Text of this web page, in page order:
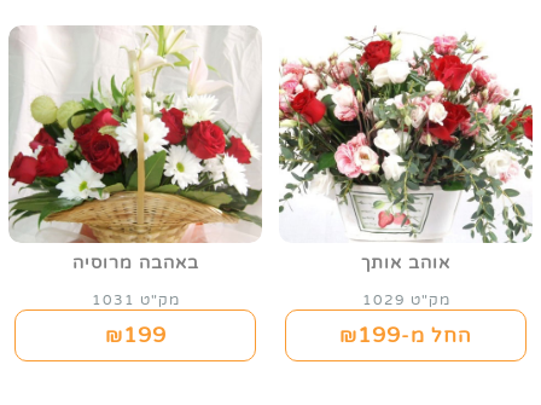
אוהב אותך
מק"ט 1029
החל מ-₪199
באהבה מרוסיה
מק"ט 1031
₪199